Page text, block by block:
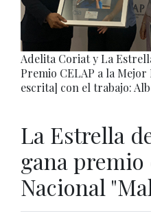
Adelita Coriat y La
Premio CELAP a la
escrita] con el trabajo:
La Estrella
gana
Nacional